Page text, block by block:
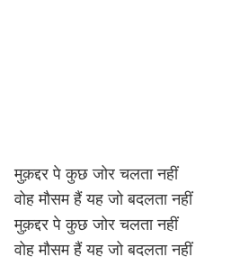
मुक़द्दर पे कुछ जोर चलता नहीं
वोह मौसम हैं यह जो बदलता नहीं
मुक़द्दर पे कुछ जोर चलता नहीं
वोह मौसम हैं यह जो बदलता नहीं